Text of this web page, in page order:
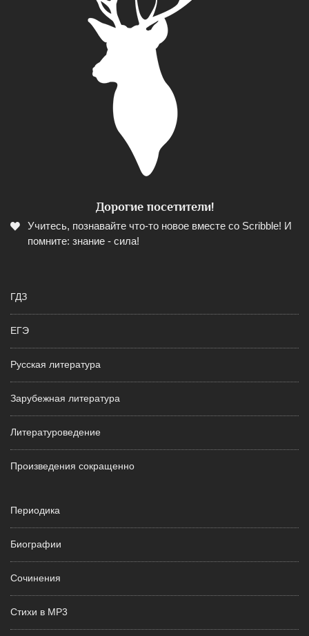
Дорогие посетители!
Учитесь, познавайте что-то новое вместе со Scribble! И
помните: знание - сила!
ГДЗ
ЕГЭ
Русская литература
Зарубежная литература
Литературоведение
Произведения сокращенно
Периодика
Биографии
Сочинения
Стихи в MP3